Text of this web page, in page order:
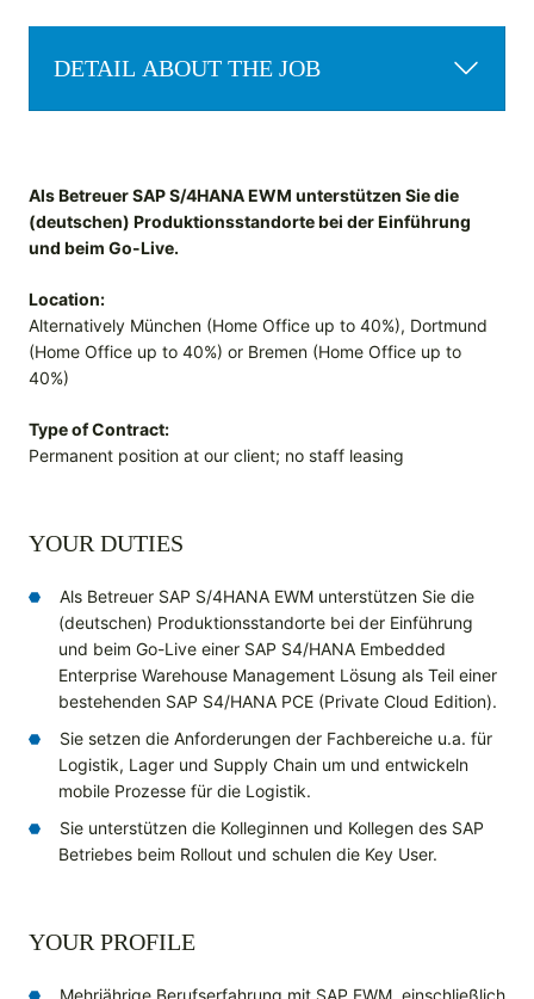
DETAIL ABOUT THE JOB
Als Betreuer SAP S/4HANA EWM unterstützen Sie die
(deutschen) Produktionsstandorte bei der Einführung
und beim Go-Live.
Location:
Alternatively München (Home Office up to 40%), Dortmund
(Home Office up to 40%) or Bremen (Home Office up to
40%)
Type of Contract:
Permanent position at our client; no staff leasing
YOUR DUTIES
Als Betreuer SAP S/4HANA EWM unterstützen Sie die
(deutschen) Produktionsstandorte bei der Einführung
und beim Go-Live einer SAP S4/HANA Embedded
Enterprise Warehouse Management Lösung als Teil einer
bestehenden SAP S4/HANA PCE (Private Cloud Edition).
Sie setzen die Anforderungen der Fachbereiche u.a. für
Logistik, Lager und Supply Chain um und entwickeln
mobile Prozesse für die Logistik.
Sie unterstützen die Kolleginnen und Kollegen des SAP
Betriebes beim Rollout und schulen die Key User.
YOUR PROFILE